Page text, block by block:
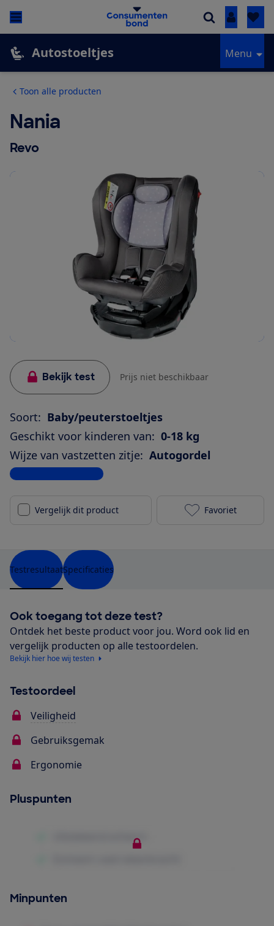
Inloggen
Autostoeltjes Menu
Toon alle producten
Nania
Revo
Bekijk test Prijs niet beschikbaar
Soort: Baby/peuterstoeltjes
Geschikt voor kinderen van: 0-18 kg
Wijze van vastzetten zitje: Autogordel
Bekijk alle specificaties
Vergelijk dit product Nania Revo
Favoriet
TestresultaatSpecificaties
Ook toegang tot deze test?
Ontdek het beste product voor jou. Word ook lid en
vergelijk producten op alle testoordelen.
Bekijk hier hoe wij testen
Testoordeel
Veiligheid
Gebruiksgemak
Ergonomie
Pluspunten
Minpunten